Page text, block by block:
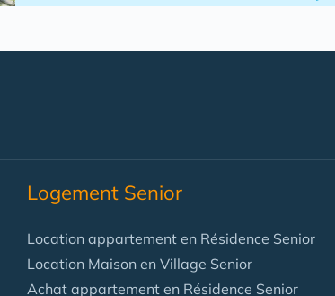
Logement Senior
Location appartement en Résidence Senior
Location Maison en Village Senior
Achat appartement en Résidence Senior